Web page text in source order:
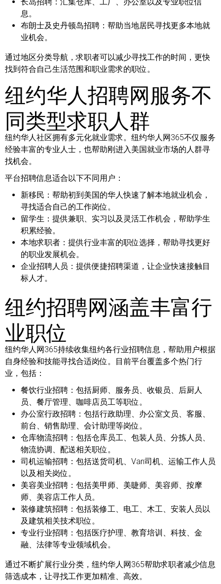
息。
布朗士及史丹顿岛招聘： 帮助当地居民寻找更多本地就
业机会。
通过地区分类导航，求职者可以减少寻找工作的时间，更快
找到符合自己生活范围和职业需求的职位。
纽约华人招聘网服务不
同类型求职人群
纽约华人社区拥有多元化就业需求。纽约华人网365不仅服务
经验丰富的专业人士，也帮助刚进入美国就业市场的人群寻
找机会。
平台招聘信息适合以下不同用户：
新移民： 帮助初到美国的华人快速了解本地就业机会，
寻找适合自己的工作岗位。
留学生： 提供兼职、实习以及灵活工作机会，帮助学生
积累经验。
本地求职者： 提供行业丰富的职位选择，帮助寻找更好
的职业发展机会。
企业招聘人员： 提供便捷招聘渠道，让企业快速接触目
标人才。
纽约招聘网涵盖丰富行
业职位
纽约华人网365持续收集纽约各行业招聘信息，帮助用户根据
自身经验和技能寻找合适岗位。目前平台覆盖多个热门行
业，包括：
餐饮行业招聘： 包括厨师、服务员、收银员、后厨人
员、餐厅管理、咖啡店员工等职位。
办公室行政招聘： 包括行政助理、办公室文员、客服、
前台、销售助理、会计助理等岗位。
仓库物流招聘： 包括仓库员工、包装人员、分拣人员、
物流协调、配送相关职位。
司机运输招聘： 包括送货司机、Van司机、运输工作人员
以及相关岗位。
美容美业招聘： 包括美甲师、美睫师、美容师、按摩
师、美容店工作人员。
装修建筑招聘： 包括装修工、电工、木工、安装人员以
及建筑相关技术职位。
专业行业招聘： 包括医疗护理、教育培训、科技、金
融、法律等专业领域机会。
通过不断扩展行业分类，纽约华人网365帮助求职者减少信息
筛选成本，让寻找工作更加精准、高效。